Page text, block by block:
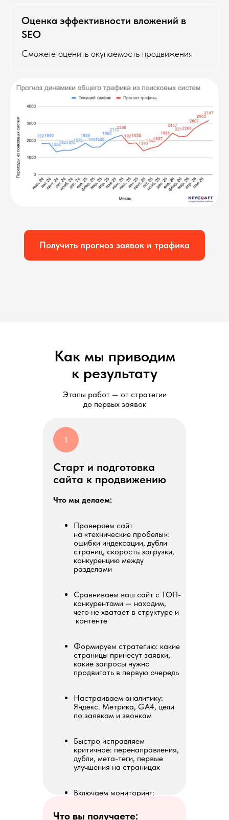
Оценка эффективности вложений в
SEO
Сможете оценить окупаемость продвижения
Получить прогноз заявок и трафика
1
Старт и подготовка
сайта к продвижению
Что мы делаем:
Проверяем сайт
на «технические пробелы»:
ошибки индексации, дубли
страниц, скорость загрузки,
конкуренцию между
разделами
Сравниваем ваш сайт с ТОП-
конкурентами — находим,
чего не хватает в структуре и
контенте
Формируем стратегию: какие
страницы принесут заявки,
какие запросы нужно
продвигать в первую очередь
Настраиваем аналитику:
Яндекс. Метрика, GA4, цели
по заявкам и звонкам
Быстро исправляем
критичное: перенаправления,
дубли, мета-теги, первые
улучшения на страницах
Включаем мониторинг:
Что вы получаете:
Этапы работ — от стратегии
до первых заявок
Как мы приводим
к результату